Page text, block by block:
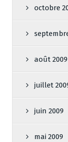
octobre
août 2009
juillet
juin 2009
mai 2009